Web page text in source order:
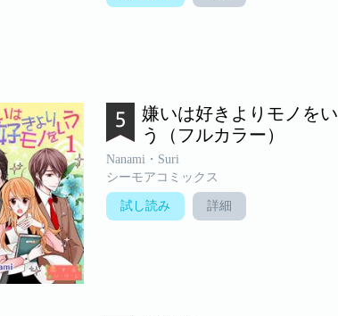
嫌いは好きよりモノをい
う（フルカラー）
Nanami・Suri
シーモアコミックス
試し読み 詳細